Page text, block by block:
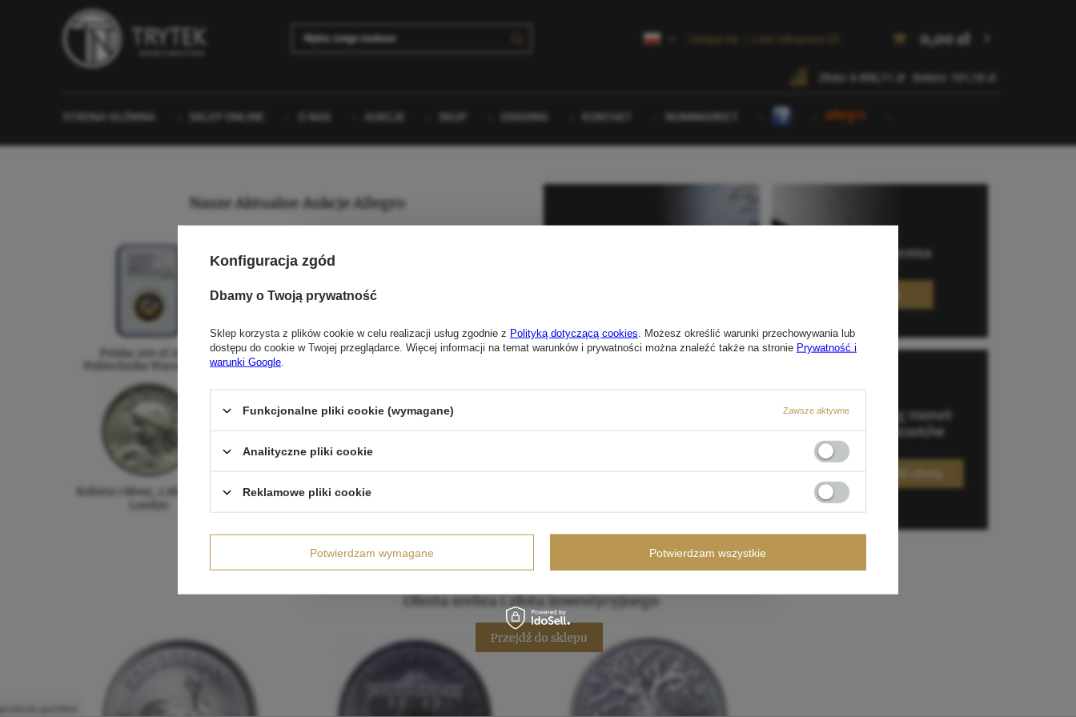
Konfiguracja zgód
Dbamy o Twoją prywatność
Sklep korzysta z plików cookie w celu realizacji usług zgodnie z Polityką dotyczącą cookies . Możesz określić warunki przechowywania lub
dostępu do cookie w Twojej przeglądarce. Więcej informacji na temat warunków i prywatności można znaleźć także na stronie Prywatność i
warunki Google
Funkcjonalne pliki cookie (wymagane) Zawsze aktywne
Analityczne pliki cookie
Reklamowe pliki cookie
Potwierdzam wymagane Potwierdzam wszystkie